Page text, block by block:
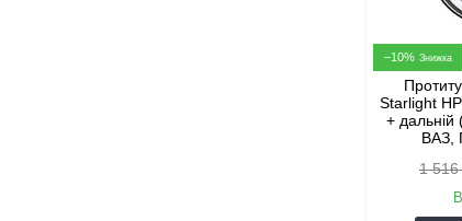
–10%
Starlight
+ дальній
ВАЗ,
1 516